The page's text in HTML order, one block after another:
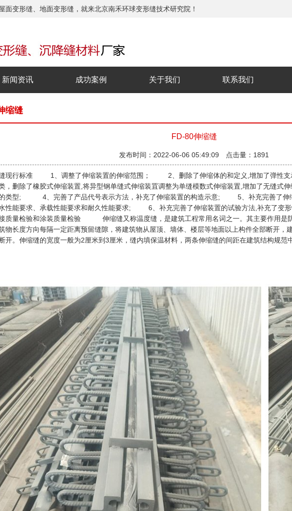
变形缝、地面变形缝，就来北京南禾环球变形缝技术研究院！
新闻资讯 成功案例 关于我们 联系我们
缩缝
FD-80伸缩缝
发布时间：2022-06-06 05:49:09 点击量：1891
现行标准 1、调整了伸缩装置的伸缩范围； 2、删除了伸缩体的和定义,增加了弹性
，删除了橡胶式伸缩装置,将异型钢单缝式伸缩装罝调整为单缝模数式伸缩装置,增加了无缝式
类型; 4、完善了产品代号表示方法，补充了伸缩装置的构造示意; 5、补充完善了伸缩
性能要求、承载性能要求和耐久性能要求; 6、补充完善了伸缩装置的试验方法,补充了变形
质量检验和涂装质量检验 伸缩缝又称温度缝，是建筑工程常用名词之一。其主要作用是
物长度方向每隔一定距离预留缝隙，将建筑物从屋顶、墙体、楼层等地面以上构件全部断开，
开。伸缩缝的宽度一般为2厘米到3厘米，缝内填保温材料，两条伸缩缝的间距在建筑结构规范